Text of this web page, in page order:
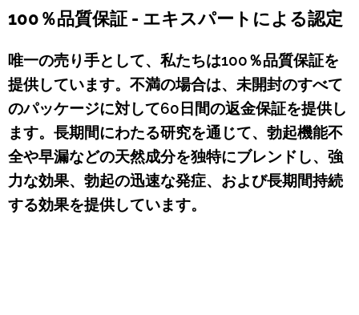
100％品質保証 - エキスパートによる認定
唯一の売り手として、私たちは100％品質保証を
提供しています。不満の場合は、未開封のすべて
のパッケージに対して60日間の返金保証を提供し
ます。長期間にわたる研究を通じて、勃起機能不
全や早漏などの天然成分を独特にブレンドし、強
力な効果、勃起の迅速な発症、および長期間持続
する効果を提供しています。